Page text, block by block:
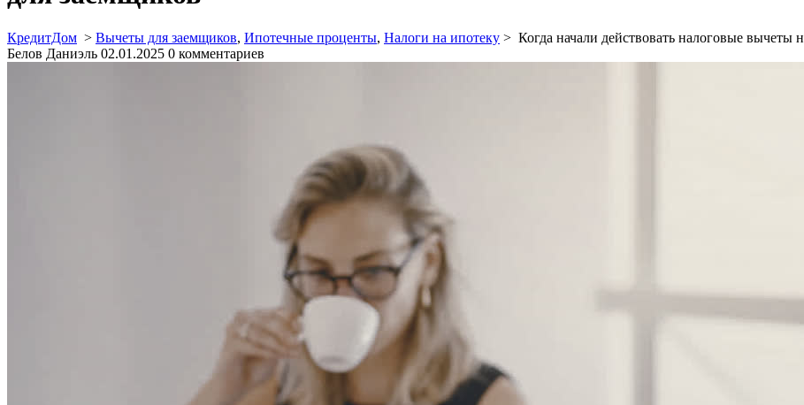
КредитДом > Вычеты для заемщиков, Ипотечные проценты, Налоги на ипотеку > Когда начали действовать налоговые
Белов Даниэль 02.01.2025 0 комментариев